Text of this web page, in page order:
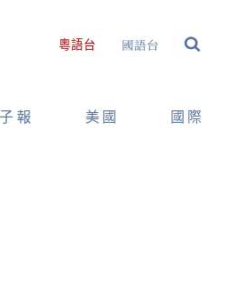
粵語台 國語台
報 美國 國際